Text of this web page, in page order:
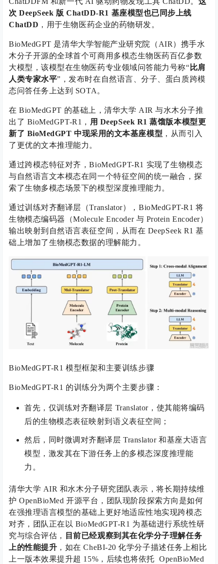
次 DeepSeek 版 ChatDD-R1 基座模型也已同步上线
ChatDD ，用于生物医药企业的药物研发。
BioMedGPT 是清华大学智能产业研究院（AIR）携手水
木分子开源的全球首个可商用多模态生物医药百亿参数
大模型，该模型在生物医药专业领域问答能力号称“ 比肩
人类专家水平”，发布时在自然语言、分子、蛋白质跨模
态问答任务上达到 SOTA。
在 BioMedGPT 的基础上，清华大学 AIR 与水木分子推
出了 BioMedGPT-R1， 用 DeepSeek R1 蒸馏版本模型更
新了 BioMedGPT 中现采用的文本基座模型 ，从而引入
了更优的文本推理能力。
通过跨模态特征对齐，BioMedGPT-R1 实现了生物模态
与自然语言文本模态在同一个特征空间的统一融合，探
索了生物多模态场景下的模型深度推理能力。
通过训练对齐翻译层（Translator），BioMedGPT-R1 将
生物模态编码器（Molecule Encoder 与 Protein Encoder）
输出映射到自然语言表征空间，从而在 DeepSeek R1 基
础上增加了生物模态数据的理解能力。
BioMedGPT-R1 模型框架和主要训练步骤
BioMedGPT-R1 的训练分为两个主要步骤：
首先，仅训练对齐翻译层 Translator，使其能将编码
后的生物模态表征映射到语义表征空间；
然后，同时微调对齐翻译层 Translator 和基座大语言
模型，激发其在下游任务上的多模态深度推理能
力。
清华大学 AIR 和水木分子研究团队表示，将长期持续维
护 OpenBioMed 开源平台，团队现阶段探索方向是如何
在强推理语言模型的基础上更好地适应性地实现跨模态
对齐，团队正在以 BioMedGPT-R1 为基础进行系统性研
究与综合评估，
目前已经观察到其在化学分子理解任务
上的性能提升 ，如在 CheBI-20 化学分子描述任务上相比
上一版本效果提升超 15%，后续也将依托 OpenBioMed